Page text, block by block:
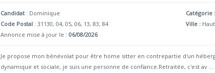
Candidat : Dominique
Code Postal : 31130, 04, 05, 06, 13, 83, 84
Annonce mise à jour le :06/08/2026
Catégorie :
Ville :
Je propose mon bénévolat pour être home sitter en contrepartie d'un
dynamique et sociale, je suis une personne de confiance.Retraitée, c'est av